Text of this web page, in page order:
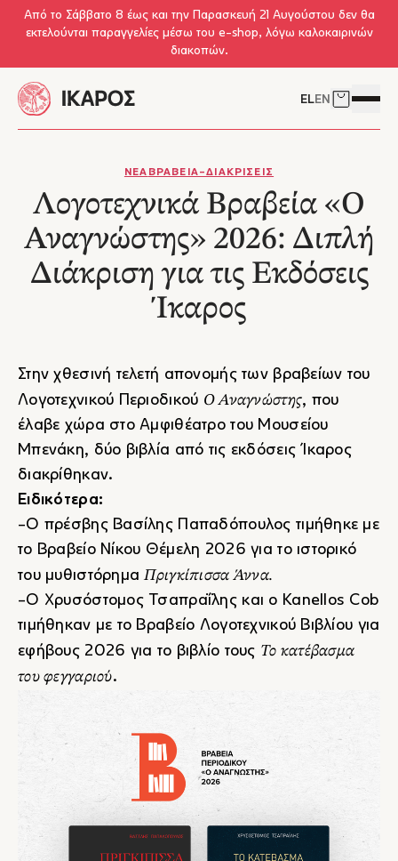
Skip to main content
Από το Σάββατο 8 έως και την Παρασκευή 21 Αυγούστου δεν θα
εκτελούνται παραγγελίες μέσω του e-shop, λόγω καλοκαιρινών
διακοπών.
ELEN Δείτε το
ΝΕΑ ΒΡΑΒΕΙΑ-ΔΙΑΚΡΙΣΕΙΣ
Λογοτεχνικά Βραβεία «Ο
Αναγνώστης» 2026: Διπλή
Διάκριση για τις Εκδόσεις
Ίκαρος
Στην χθεσινή τελετή απονομής των βραβείων του
Λογοτεχνικού Περιοδικού Ο Αναγνώστης, που
έλαβε χώρα στο Αμφιθέατρο του Μουσείου
Μπενάκη, δύο βιβλία από τις εκδόσεις Ίκαρος
διακρίθηκαν.
Ειδικότερα:
-Ο πρέσβης Βασίλης Παπαδόπουλος τιμήθηκε με
το Βραβείο Νίκου Θέμελη 2026 για το ιστορικό
του μυθιστόρημαΠριγκίπισσα Άννα.
-Ο Χρυσόστομος Τσαπραΐλης και ο Kanellos Cob
τιμήθηκαν με το Βραβείο Λογοτεχνικού Βιβλίου για
εφήβους 2026 για το βιβλίο τους Το κατέβασμα
του φεγγαριού.